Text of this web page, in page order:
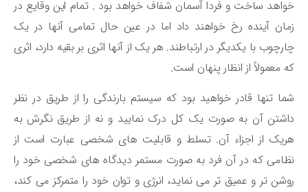
ساخت و فردا آسمان شفاف خواهد بود . تمام این وقایع در
آینده رخ خواهند داد اما در عین حال تمامی آنها در یک
با یکدیگر در ارتباطند. هر یک از آنها اثری بر بقیه دارد، اثری
معمولاً از انظار پنهان است.
تنها قادر خواهید بود که سیستم بارندگی را از طریق در نظر
آن به صورت یک کل درک نمایید و نه از طریق نگرش به
از اجزاء آن. تسلط و قابلیت های شخصی عبارت است از
که در آن فرد به صورت مستمر دیدگاه های شخصی خود را
تر و عمیق تر می نماید، انرژی و توان خود را متمرکز می کند،